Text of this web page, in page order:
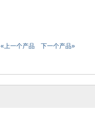
«上一个产品 下一个产品»